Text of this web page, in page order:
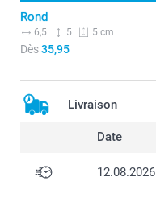
Rond
6,5 5 5 cm
Dès35,95
Livraison
Date
12.08.2026